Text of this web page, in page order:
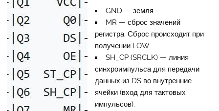
GND — земля
MR — сброс значений
регистра. Сброс происходит при
получении LOW
SH_CP (SRCLK) — линия
синхроимпульса для передачи
данных из DS во внутренние
ячейки (вход для тактовых
импульсов).